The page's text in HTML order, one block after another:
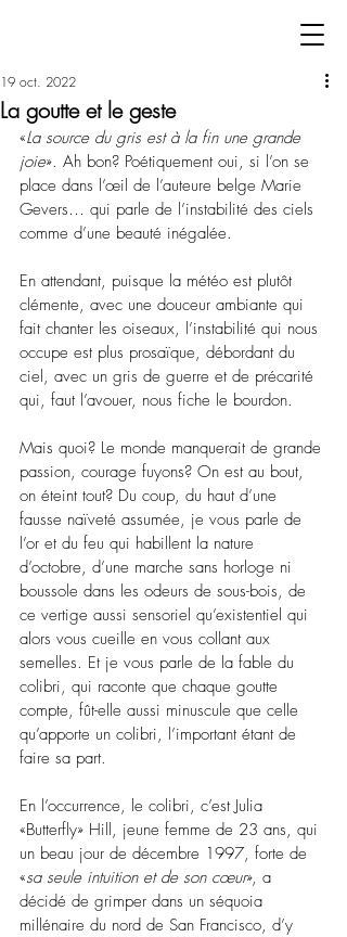
La goutte et le geste
19 oct. 2022
«La source du gris est à la fin une grande
joie». Ah bon? Poétiquement oui, si l’on se
place dans l’œil de l’auteure belge Marie
Gevers… qui parle de l’instabilité des ciels
comme d’une beauté inégalée.
En attendant, puisque la météo est plutôt
clémente, avec une douceur ambiante qui
fait chanter les oiseaux, l’instabilité qui nous
occupe est plus prosaïque, débordant du
ciel, avec un gris de guerre et de précarité
qui, faut l’avouer, nous fiche le bourdon.
Mais quoi? Le monde manquerait de grande
passion, courage fuyons? On est au bout,
on éteint tout? Du coup, du haut d’une
fausse naïveté assumée, je vous parle de
l’or et du feu qui habillent la nature
d’octobre, d’une marche sans horloge ni
boussole dans les odeurs de sous-bois, de
ce vertige aussi sensoriel qu’existentiel qui
alors vous cueille en vous collant aux
semelles. Et je vous parle de la fable du
colibri, qui raconte que chaque goutte
compte, fût-elle aussi minuscule que celle
qu’apporte un colibri, l’important étant de
faire sa part.
En l’occurrence, le colibri, c’est Julia
«Butterfly» Hill, jeune femme de 23 ans, qui
un beau jour de décembre 1997, forte de
«sa seule intuition et de son cœur», a
décidé de grimper dans un séquoia
millénaire du nord de San Francisco, d’y